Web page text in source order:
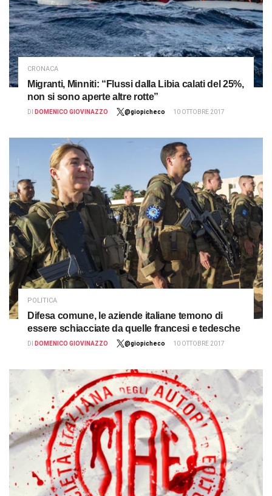
CRONACA
Migranti, Minniti: “Flussi dalla Libia calati del 25%,
non si sono aperte altre rotte”
DI DOMENICO GIOVINAZZO @giopicheco 10 OTTOBRE 2017
POLITICA
Difesa comune, le aziende italiane temono di
essere schiacciate da quelle francesi e tedesche
DI DOMENICO GIOVINAZZO @giopicheco 10 OTTOBRE 2017